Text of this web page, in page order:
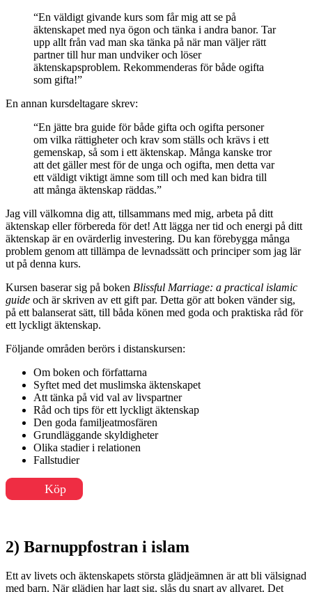
“En väldigt givande kurs som får mig att se på
äktenskapet med nya ögon och tänka i andra banor. Tar
upp allt från vad man ska tänka på när man väljer rätt
partner till hur man undviker och löser
äktenskapsproblem. Rekommenderas för både ogifta
som gifta!”
En annan kursdeltagare skrev:
“En jätte bra guide för både gifta och ogifta personer
om vilka rättigheter och krav som ställs och krävs i ett
gemenskap, så som i ett äktenskap. Många kanske tror
att det gäller mest för de unga och ogifta, men detta var
ett väldigt viktigt ämne som till och med kan bidra till
att många äktenskap räddas.”
Jag vill välkomna dig att, tillsammans med mig, arbeta på ditt
äktenskap eller förbereda för det! Att lägga ner tid och energi på ditt
äktenskap är en ovärderlig investering. Du kan förebygga många
problem genom att tillämpa de levnadssätt och principer som jag lär
ut på denna kurs.
Kursen baserar sig på boken Blissful Marriage: a practical islamic
guide och är skriven av ett gift par. Detta gör att boken vänder sig,
på ett balanserat sätt, till båda könen med goda och praktiska råd för
ett lyckligt äktenskap.
Följande områden berörs i distanskursen:
Om boken och författarna
Syftet med det muslimska äktenskapet
Att tänka på vid val av livspartner
Råd och tips för ett lyckligt äktenskap
Den goda familjeatmosfären
Grundläggande skyldigheter
Olika stadier i relationen
Fallstudier
Köp
2) Barnuppfostran i islam
Ett av livets och äktenskapets största glädjeämnen är att bli välsignad
med barn. När glädjen har lagt sig, slås du snart av allvaret. Det